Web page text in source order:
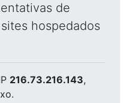
de
hospedados
216.73.216.143,